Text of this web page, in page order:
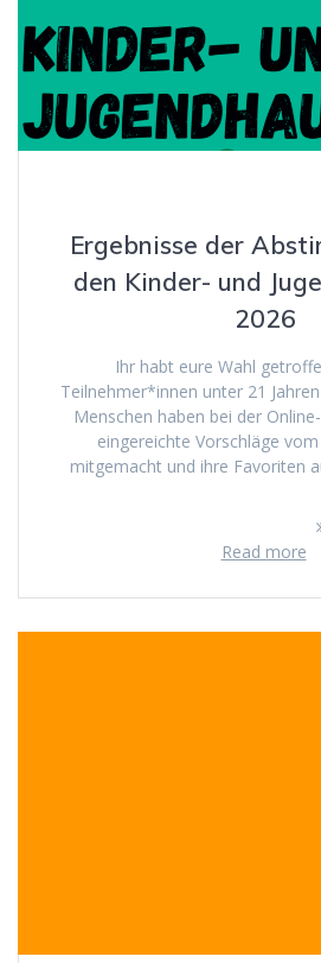
Ergebnisse der
den Kinder- und
2026
Ihr habt eure Wahl
Teilnehmer*innen unter 21
Menschen haben bei der
eingereichte Vorschläge
mitgemacht und ihre Favoriten
Read more